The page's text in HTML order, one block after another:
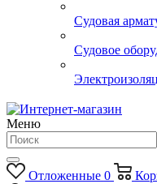
Судовая
Судовое
Меню
Отложенные 0